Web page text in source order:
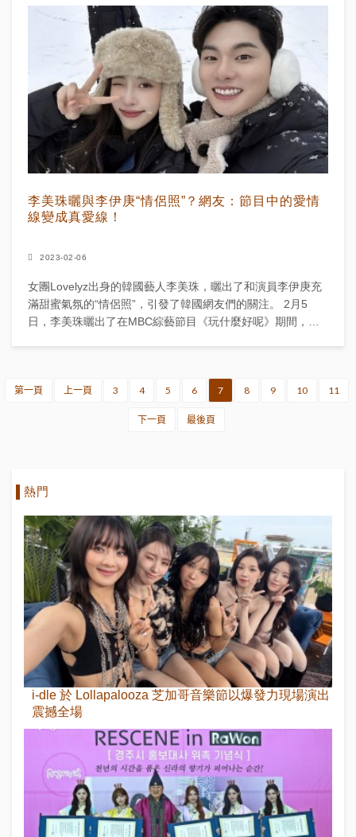
李美珠曬與李伊庚“情侶照”？網友：節目中的愛情
線變成真愛線！
2023-02-06
女團Lovelyz出身的韓國藝人李美珠，曬出了和演員李伊庚充
滿甜蜜氣氛的“情侶照”，引發了韓國網友們的關注。 2月5
日，李美珠曬出了在MBC綜藝節目《玩什麼好呢》期間，拍
第一頁 上一頁 3 4 5 6 7 8 9 10 11
下一頁 最後頁
熱門
i-dle 於 Lollapalooza 芝加哥音樂節以爆發力現場演出
震撼全場